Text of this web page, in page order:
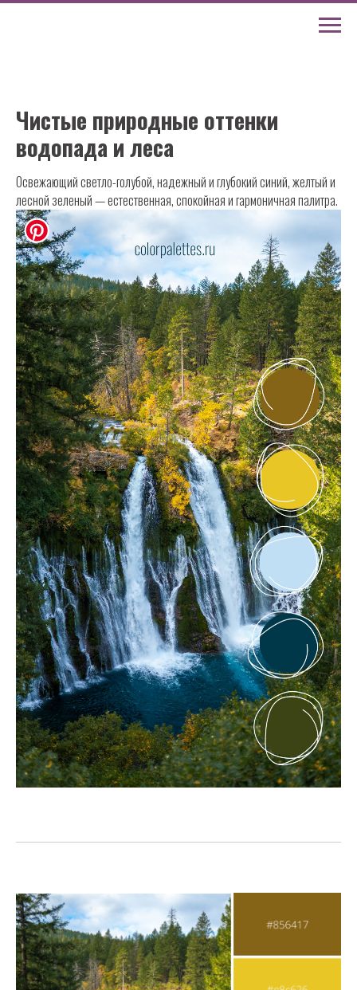
Чистые природные оттенки
водопада и леса
Освежающий светло-голубой, надежный и глубокий синий, желтый и
лесной зеленый — естественная, спокойная и гармоничная палитра.